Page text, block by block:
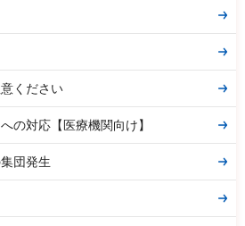
ください
の対応【医療機関向け】
団発生